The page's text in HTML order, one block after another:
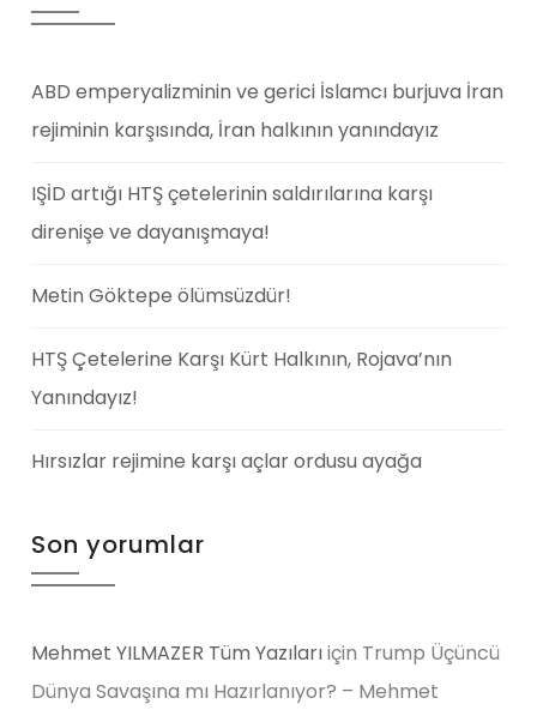
ABD emperyalizminin ve gerici İslamcı burjuva İran
rejiminin karşısında, İran halkının yanındayız
IŞİD artığı HTŞ çetelerinin saldırılarına karşı
direnişe ve dayanışmaya!
Metin Göktepe ölümsüzdür!
HTŞ Çetelerine Karşı Kürt Halkının, Rojava’nın
Yanındayız!
Hırsızlar rejimine karşı açlar ordusu ayağa
Son yorumlar
Mehmet YILMAZER Tüm Yazılarıiçin Trump Üçüncü
Dünya Savaşına mı Hazırlanıyor? – Mehmet